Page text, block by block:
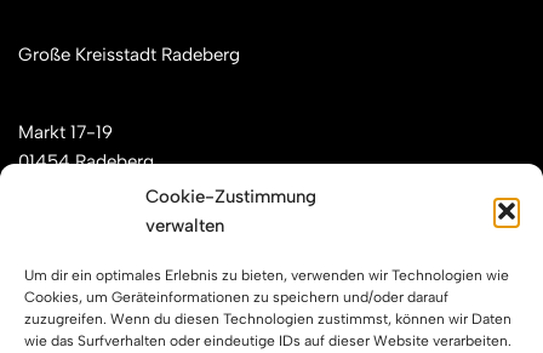
Cookie-Zustimmung
verwalten
Um dir ein optimales Erlebnis zu bieten, verwenden wir Technologien wie
Cookies, um Geräteinformationen zu speichern und/oder darauf
zuzugreifen. Wenn du diesen Technologien zustimmst, können wir Daten
wie das Surfverhalten oder eindeutige IDs auf dieser Website verarbeiten.
Große Kreisstadt Radeberg
Markt 17-19
01454 Radeberg
Feuerwehren Radeberg im Internet